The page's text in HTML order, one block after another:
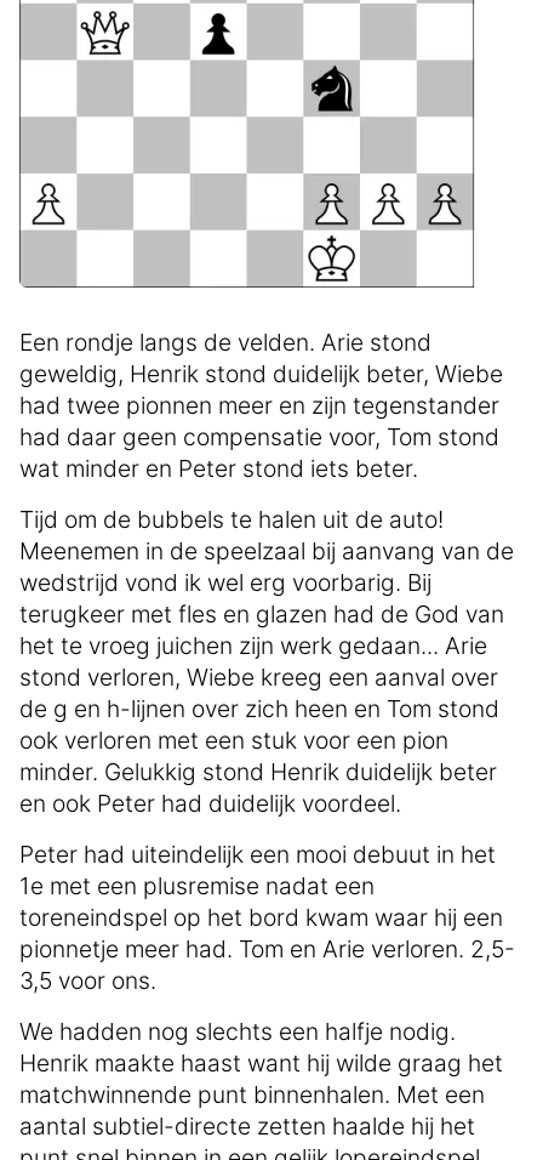
Een rondje langs de velden. Arie stond
geweldig, Henrik stond duidelijk beter, Wiebe
had twee pionnen meer en zijn tegenstander
had daar geen compensatie voor, Tom stond
wat minder en Peter stond iets beter.
Tijd om de bubbels te halen uit de auto!
Meenemen in de speelzaal bij aanvang van de
wedstrijd vond ik wel erg voorbarig. Bij
terugkeer met fles en glazen had de God van
het te vroeg juichen zijn werk gedaan... Arie
stond verloren, Wiebe kreeg een aanval over
de g en h-lijnen over zich heen en Tom stond
ook verloren met een stuk voor een pion
minder. Gelukkig stond Henrik duidelijk beter
en ook Peter had duidelijk voordeel.
Peter had uiteindelijk een mooi debuut in het
1e met een plusremise nadat een
toreneindspel op het bord kwam waar hij een
pionnetje meer had. Tom en Arie verloren. 2,5-
3,5 voor ons.
We hadden nog slechts een halfje nodig.
Henrik maakte haast want hij wilde graag het
matchwinnende punt binnenhalen. Met een
aantal subtiel-directe zetten haalde hij het